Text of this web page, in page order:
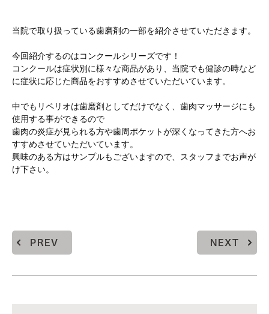
当院で取り扱っている歯磨剤の一部を紹介させていただきます。
今回紹介するのはコンクールシリーズです！
コンクールは症状別に様々な商品があり、当院でも健診の時など
に症状に応じた商品をおすすめさせていただいています。
中でもリペリオは歯磨剤としてだけでなく、歯肉マッサージにも
使用する事ができるので
歯肉の炎症が見られる方や歯周ポケットが深くなってきた方へお
すすめさせていただいています。
興味のある方はサンプルもございますので、スタッフまでお声が
け下さい。
PREV NEXT